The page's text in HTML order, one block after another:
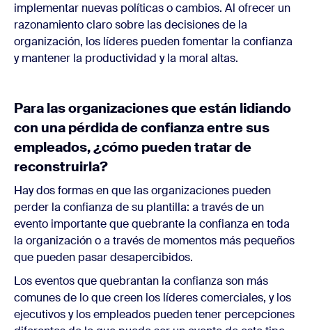
implementar nuevas políticas o cambios. Al ofrecer un
razonamiento claro sobre las decisiones de la
organización, los líderes pueden fomentar la confianza
y mantener la productividad y la moral altas.
Para las organizaciones que están lidiando
con una pérdida de confianza entre sus
empleados, ¿cómo pueden tratar de
reconstruirla?
Hay dos formas en que las organizaciones pueden
perder la confianza de su plantilla: a través de un
evento importante que quebrante la confianza en toda
la organización o a través de momentos más pequeños
que pueden pasar desapercibidos.
Los eventos que quebrantan la confianza son más
comunes de lo que creen los líderes comerciales, y los
ejecutivos y los empleados pueden tener percepciones